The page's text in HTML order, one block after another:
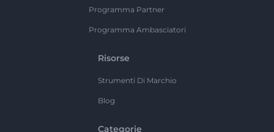
Programma Partner
Programma Ambasciatori
Risorse
Strumenti Di Marchio
Blog
Categorie